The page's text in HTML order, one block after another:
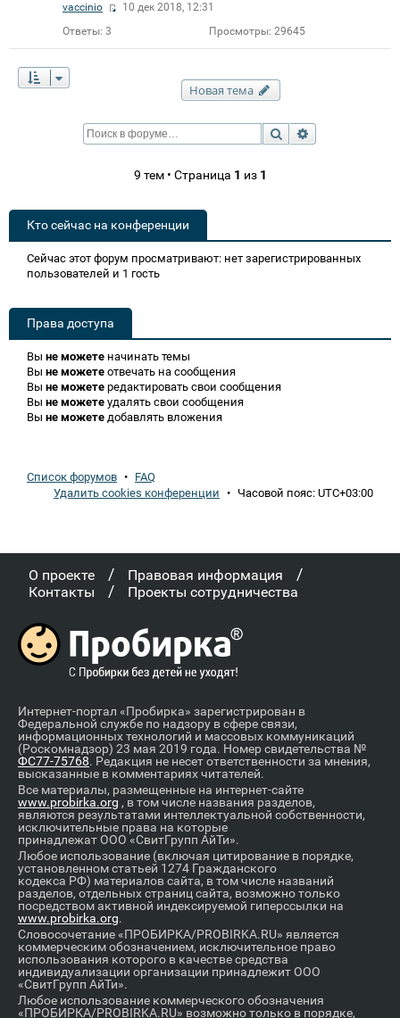
vaccinio
10 дек 2018, 12:31
Ответы: 3 Просмотры: 29645
Новая тема
Поиск
9 тем • Страница 1 из 1
Кто сейчас на конференции
Сейчас этот форум просматривают: нет зарегистрированных
пользователей и 1 гость
Права доступа
Вы не можете начинать темы
Вы не можете отвечать на сообщения
Вы не можете редактировать свои сообщения
Вы не можете удалять свои сообщения
Вы не можете добавлять вложения
Список форумов • FAQ
Удалить cookies конференции • Часовой пояс: UTC+03:00
О проекте / Правовая информация /
Контакты / Проекты сотрудничества
Интернет-портал «Пробирка» зарегистрирован в
Федеральной службе по надзору в сфере связи,
информационных технологий и массовых коммуникаций
(Роскомнадзор) 23 мая 2019 года. Номер свидетельства №
ФС77-75768. Редакция не несет ответственности за мнения,
высказанные в комментариях читателей.
Все материалы, размещенные на интернет-сайте
www.probirka.org , в том числе названия разделов,
являются результатами интеллектуальной собственности,
исключительные права на которые
принадлежат ООО «СвитГрупп АйТи».
Любое использование (включая цитирование в порядке,
установленном статьей 1274 Гражданского
кодекса РФ) материалов сайта, в том числе названий
разделов, отдельных страниц сайта, возможно только
посредством активной индексируемой гиперссылки на
www.probirka.org.
Словосочетание «ПРОБИРКА/PROBIRKA.RU» является
коммерческим обозначением, исключительное право
использования которого в качестве средства
индивидуализации организации принадлежит ООО
«СвитГрупп АйТи».
Любое использование коммерческого обозначения
«ПРОБИРКА/PROBIRKA.RU» возможно только в порядке,